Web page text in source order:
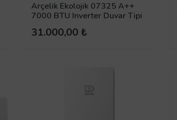
Arçelik Ekolojik 07325 A++
7000 BTU Inverter Duvar Tipi
31.000,00 ₺